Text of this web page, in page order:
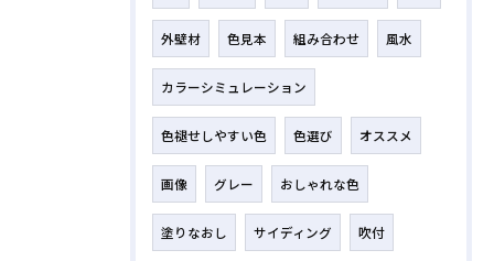
外壁材 色見本 組み合わせ 風水
カラーシミュレーション
色褪せしやすい色 色選び オススメ
画像 グレー おしゃれな色
塗りなおし サイディング 吹付